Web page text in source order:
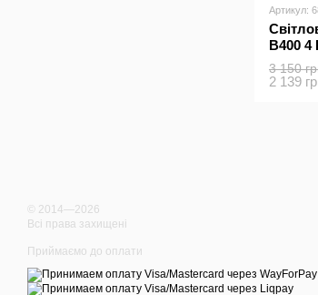
Артикул:
B400 4
3 150
2 139
© 2014—2026
Всі права захищені
Приймаємо до оплати